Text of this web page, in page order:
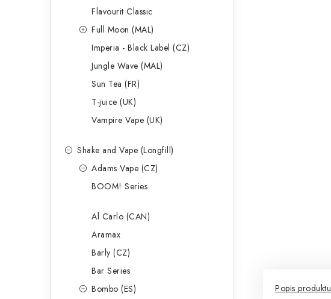
Flavourit Classic
Full Moon (MAL)
Imperia - Black Label (CZ)
Jungle Wave (MAL)
Sun Tea (FR)
T-juice (UK)
Vampire Vape (UK)
Shake and Vape (Longfill)
Adams Vape (CZ)
BOOM! Series
Al Carlo (CAN)
Aramax
Barly (CZ)
Bar Series
Bombo (ES)
Popis produktu